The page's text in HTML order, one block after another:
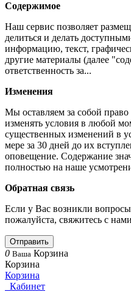
Содержимое
Наш сервис позволяет
делиться и делать
информацию, текст,
другие материалы (далее
ответственность за...
Изменения
Мы оставляем за собой
изменять условия в любой
существенных изменений в
мере за 30 дней до их
оповещение. Содержание
полностью на наше
Обратная связь
Если у Вас возникли
пожалуйста, свяжитесь с
Отправить
0 Ваша Корзина
Корзина
Корзина
Кабинет